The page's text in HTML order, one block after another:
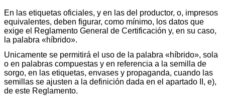
En las etiquetas oficiales, y en las del productor, o, impresos
equivalentes, deben figurar, como mínimo, los datos que
exige el Reglamento General de Certificación y, en su caso,
la palabra «híbrido».
Unicamente se permitirá el uso de la palabra «híbrido», sola
o en palabras compuestas y en referencia a la semilla de
sorgo, en las etiquetas, envases y propaganda, cuando las
semillas se ajusten a la definición dada en el apartado II, e),
de este Reglamento.